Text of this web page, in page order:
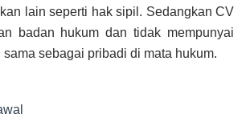
lain seperti hak sipil. Sedangkan CV
badan hukum dan tidak mempunyai
sama sebagai pribadi di mata hukum.